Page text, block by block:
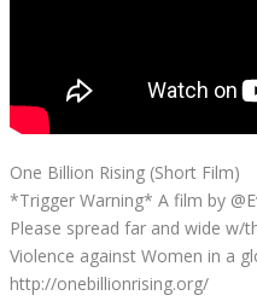
One Billion Rising (Short Film)
*Trigger Warning* A film by
Please spread far and wide w/
Violence against Women in a
http://onebillionrising.org/